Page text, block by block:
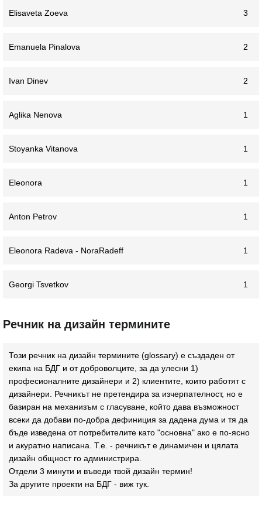
Elisaveta Zoeva 3
Emanuela Pinalova 2
Ivan Dinev 2
Aglika Nenova 1
Stoyanka Vitanova 1
Eleonora 1
Anton Petrov 1
Eleonora Radeva - NoraRadeff 1
Georgi Tsvetkov 1
Речник на дизайн термините
Този речник на дизайн термините (glossary) e създаден от
екипа на БДГ и от доброволците, за да улесни 1)
професионалните дизайнери и 2) клиентите, които работят с
дизайнери. Речникът не претендира за изчерпателност, но е
базиран на механизъм с гласуване, който дава възможност
всеки да добави по-добра дефиниция за дадена дума и тя да
бъде изведена от потребителите като "основна" ако е по-ясно
и акуратно написана. Т.е. - речникът е динамичен и цялата
дизайн общност го администрира.
Отдели 3 минути и въведи твой дизайн термин!
За другите проекти на БДГ - виж тук